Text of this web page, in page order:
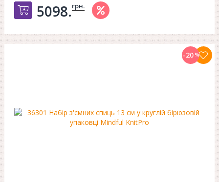
Добавить в корзину
5098.грн.
-20%